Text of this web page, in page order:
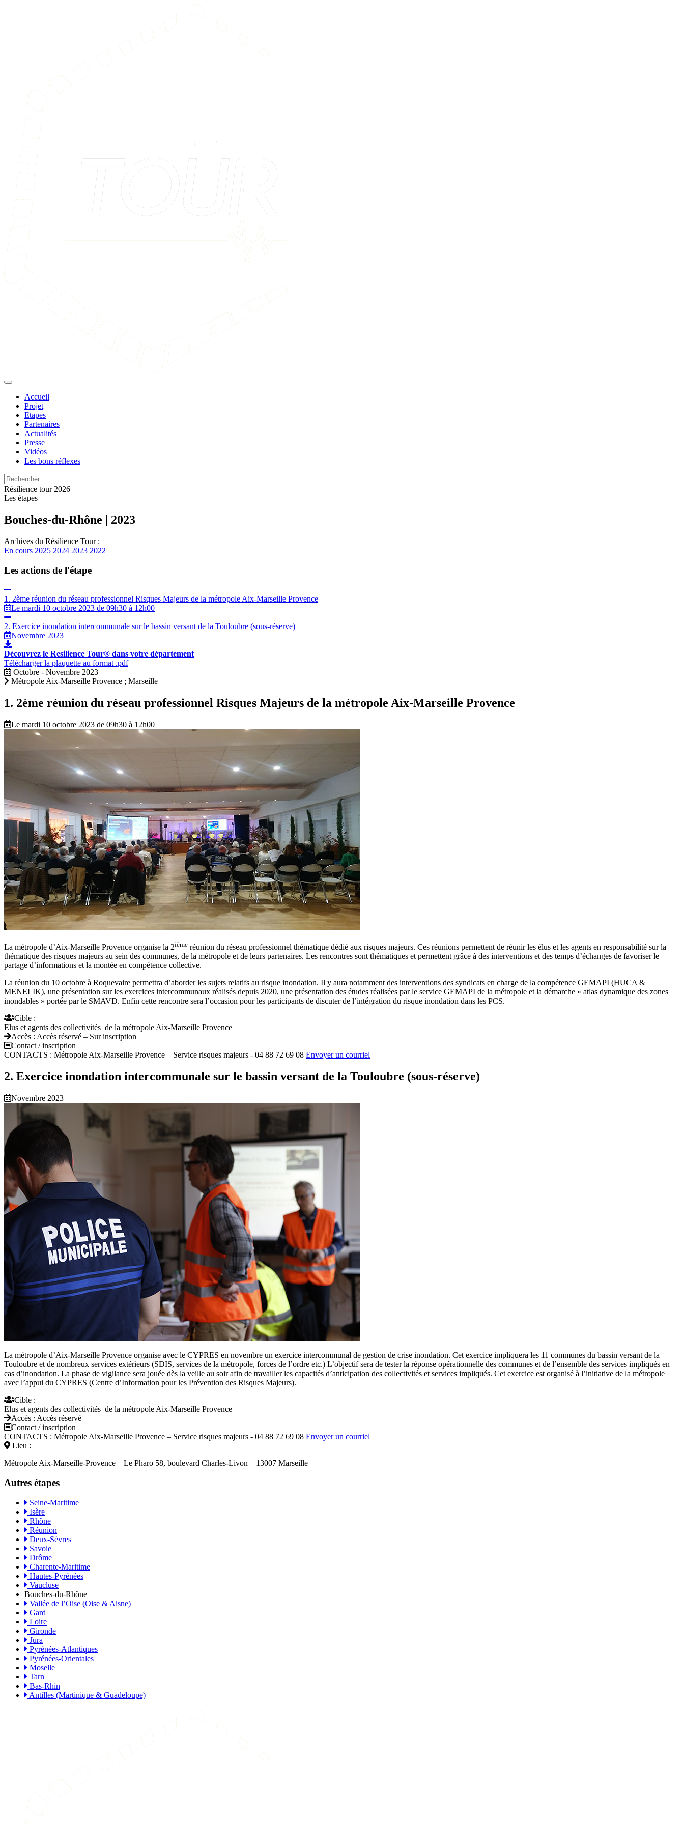
Accueil
Projet
Etapes
Partenaires
Actualités
Presse
Vidéos
Les bons réflexes
Résilience tour 2026
Les étapes
Bouches-du-Rhône | 2023
Archives du Résilience Tour :
En cours 2025 2024 2023 2022
Les actions de l'étape
1. 2ème réunion du réseau professionnel Risques Majeurs de la métropole Aix-Marseille Provence
Le mardi 10 octobre 2023 de 09h30 à 12h00
2. Exercice inondation intercommunale sur le bassin versant de la Touloubre (sous-réserve)
Novembre 2023
Découvrez le Resilience Tour® dans votre département
Télécharger la plaquette au format .pdf
Octobre - Novembre 2023
Métropole Aix-Marseille Provence ; Marseille
1. 2ème réunion du réseau professionnel Risques Majeurs de la métropole Aix-Marseille Provence
Le mardi 10 octobre 2023 de 09h30 à 12h00
La métropole d’Aix-Marseille Provence organise la 2ième réunion du réseau professionnel thématique dédié aux risques majeurs. Ces réunions permettent de réunir les élus et les agents en responsabilité sur la
thématique des risques majeurs au sein des communes, de la métropole et de leurs partenaires. Les rencontres sont thématiques et permettent grâce à des interventions et des temps d’échanges de favoriser le
partage d’informations et la montée en compétence collective.
La réunion du 10 octobre à Roquevaire permettra d’aborder les sujets relatifs au risque inondation. Il y aura notamment des interventions des syndicats en charge de la compétence GEMAPI (HUCA &
MENELIK), une présentation sur les exercices intercommunaux réalisés depuis 2020, une présentation des études réalisées par le service GEMAPI de la métropole et la démarche « atlas dynamique des zones
inondables » portée par le SMAVD. Enfin cette rencontre sera l’occasion pour les participants de discuter de l’intégration du risque inondation dans les PCS.
Cible :
Elus et agents des collectivités de la métropole Aix-Marseille Provence
Accès : Accès réservé – Sur inscription
Contact / inscription
CONTACTS : Métropole Aix-Marseille Provence – Service risques majeurs - 04 88 72 69 08 Envoyer un courriel
2. Exercice inondation intercommunale sur le bassin versant de la Touloubre (sous-réserve)
Novembre 2023
La métropole d’Aix-Marseille Provence organise avec le CYPRES en novembre un exercice intercommunal de gestion de crise inondation. Cet exercice impliquera les 11 communes du bassin versant de la
Touloubre et de nombreux services extérieurs (SDIS, services de la métropole, forces de l’ordre etc.) L’objectif sera de tester la réponse opérationnelle des communes et de l’ensemble des services impliqués en
cas d’inondation. La phase de vigilance sera jouée dès la veille au soir afin de travailler les capacités d’anticipation des collectivités et services impliqués. Cet exercice est organisé à l’initiative de la métropole
avec l’appui du CYPRES (Centre d’Information pour les Prévention des Risques Majeurs).
Cible :
Elus et agents des collectivités de la métropole Aix-Marseille Provence
Accès : Accès réservé
Contact / inscription
CONTACTS : Métropole Aix-Marseille Provence – Service risques majeurs - 04 88 72 69 08 Envoyer un courriel
Lieu :
Métropole Aix-Marseille-Provence – Le Pharo 58, boulevard Charles-Livon – 13007 Marseille
Autres étapes
Seine-Maritime
Isère
Rhône
Réunion
Deux-Sèvres
Savoie
Drôme
Charente-Maritime
Hautes-Pyrénées
Vaucluse
Bouches-du-Rhône
Vallée de l’Oise (Oise & Aisne)
Gard
Loire
Gironde
Jura
Pyrénées-Atlantiques
Pyrénées-Orientales
Moselle
Tarn
Bas-Rhin
Antilles (Martinique & Guadeloupe)